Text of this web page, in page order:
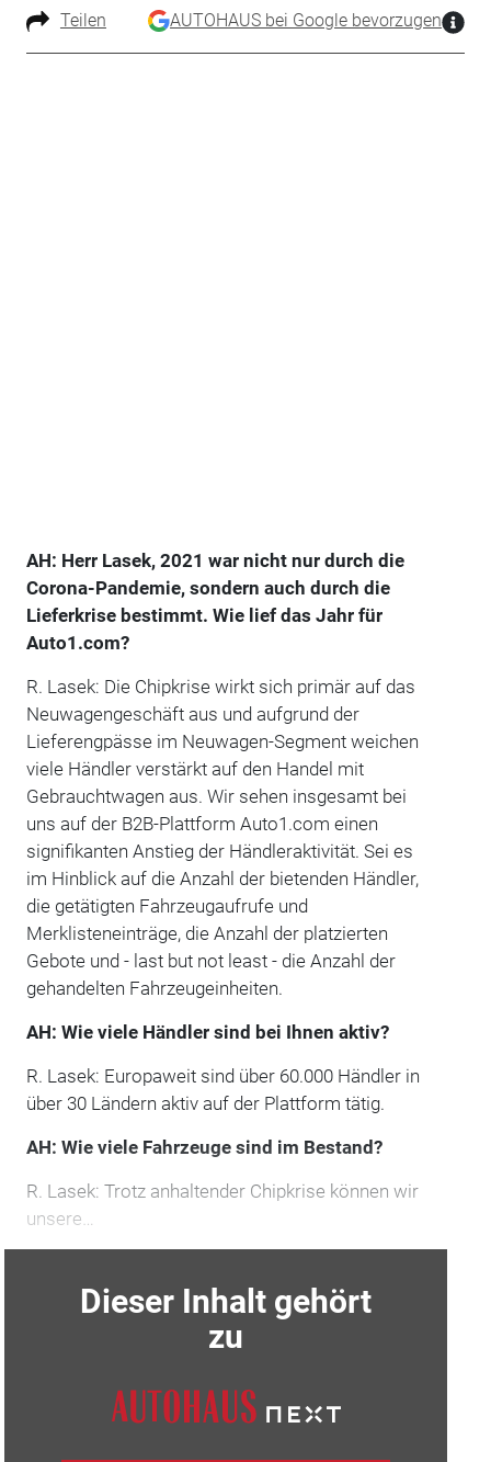
Teilen AUTOHAUS bei Google bevorzugen
AH: Herr Lasek, 2021 war nicht nur durch die
Corona-Pandemie, sondern auch durch die
Lieferkrise bestimmt. Wie lief das Jahr für
Auto1.com?
R. Lasek: Die Chipkrise wirkt sich primär auf das
Neuwagengeschäft aus und aufgrund der
Lieferengpässe im Neuwagen-Segment weichen
viele Händler verstärkt auf den Handel mit
Gebrauchtwagen aus. Wir sehen insgesamt bei
uns auf der B2B-Plattform Auto1.com einen
signifikanten Anstieg der Händleraktivität. Sei es
im Hinblick auf die Anzahl der bietenden Händler,
die getätigten Fahrzeugaufrufe und
Merklisteneinträge, die Anzahl der platzierten
Gebote und - last but not least - die Anzahl der
gehandelten Fahrzeugeinheiten.
AH: Wie viele Händler sind bei Ihnen aktiv?
R. Lasek: Europaweit sind über 60.000 Händler in
über 30 Ländern aktiv auf der Plattform tätig.
AH: Wie viele Fahrzeuge sind im Bestand?
R. Lasek: Trotz anhaltender Chipkrise können wir
unsere…
Dieser Inhalt gehört
zu